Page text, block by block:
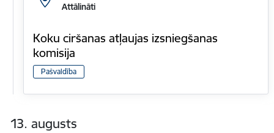
Attālināti
Koku ciršanas atļaujas izsniegšanas
komisija
Pašvaldība
13. augusts